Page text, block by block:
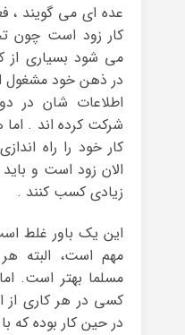
عده ای می گویند ،
کار زود است چون
می شود بسیاری از
در ذهن خود مشغول
اطلاعات شان در
شرکت کرده اند .
کار خود را راه
الان زود است و
زیادی کسب کنند .
این یک باور غلط
مهم است، البته
مسلما بهتر است.
کسی در هر کاری از
در حین کار بوده که